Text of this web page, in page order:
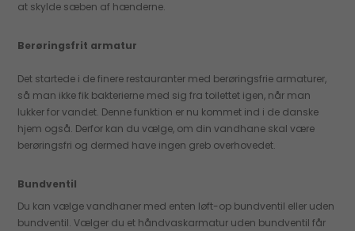
at skylde sæben af hænderne.
Berøringsfrit armatur
Det startede i de finere restauranter med berøringsfrie armaturer,
så man ikke fik bakterierne med sig fra toilettet igen, når man
lukker for vandet. Denne funktion er nu kommet ind i de danske
hjem også. Derfor kan du vælge, om din vandhane skal være
berøringsfri og dermed have ingen greb overhovedet.
Bundventil
Du kan vælge vandhaner med enten løft-op bundventil eller uden
bundventil. Vælger du et håndvaskarmatur uden bundventil får